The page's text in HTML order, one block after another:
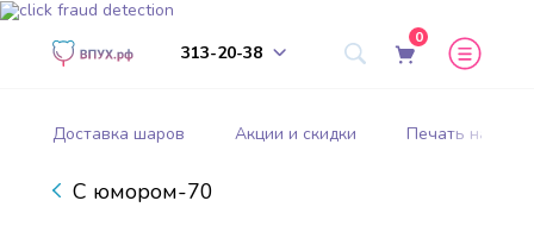
313-20-38
0
Доставка шаров Акции и скидки Печать на
С юмором-70